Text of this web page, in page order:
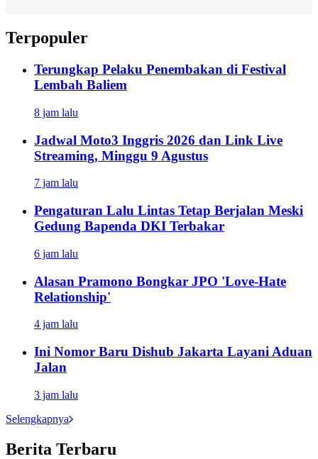
Terpopuler
Terungkap Pelaku Penembakan di Festival
Lembah Baliem
8 jam lalu
Jadwal Moto3 Inggris 2026 dan Link Live
Streaming, Minggu 9 Agustus
7 jam lalu
Pengaturan Lalu Lintas Tetap Berjalan Meski
Gedung Bapenda DKI Terbakar
6 jam lalu
Alasan Pramono Bongkar JPO 'Love-Hate
Relationship'
4 jam lalu
Ini Nomor Baru Dishub Jakarta Layani Aduan
Jalan
3 jam lalu
Selengkapnya
Berita Terbaru